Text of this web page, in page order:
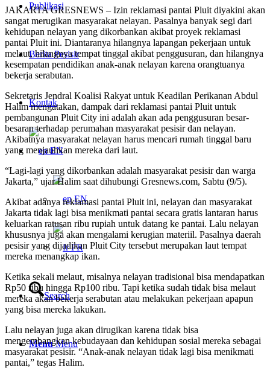
Publikasi
Berita Pesisir
Kontak
EN
EN
FR
Search
Menu Menu
JAKARTA GRESNEWS – Izin reklamasi pantai Pluit diyakini akan
sangat merugikan masyarakat nelayan. Pasalnya banyak segi dari
kehidupan nelayan yang dikorbankan akibat proyek reklamasi
pantai Pluit ini. Diantaranya hilangnya lapangan pekerjaan untuk
melaut, hilangnya tempat tinggal akibat penggusuran, dan hilangnya
kesempatan pendidikan anak-anak nelayan karena orangtuanya
bekerja serabutan.
Sekretaris Jendral Koalisi Rakyat untuk Keadilan Perikanan Abdul
Halim mengatakan, dampak dari reklamasi pantai Pluit untuk
pembangunan Pluit City ini adalah akan ada penggusuran besar-
besaran terhadap perumahan masyarakat pesisir dan nelayan.
Akibatnya masyarakat nelayan harus mencari rumah tinggal baru
yang menjauhkan mereka dari laut.
“Lagi-lagi yang dikorbankan adalah masyarakat pesisir dan warga
Jakarta,” ujar Halim saat dihubungi Gresnews.com, Sabtu (9/5).
Akibat adanya reklamasi pantai Pluit ini, nelayan dan masyarakat
Jakarta tidak lagi bisa menikmati pantai secara gratis lantaran harus
keluarkan ratusan ribu rupiah untuk datang ke pantai. Lalu nelayan
khususnya juga akan mengalami kerugian materiil. Pasalnya daerah
pesisir yang dijadikan Pluit City tersebut merupakan laut tempat
mereka menangkap ikan.
Ketika sekali melaut, misalnya nelayan tradisional bisa mendapatkan
Rp50 ribu hingga Rp100 ribu. Tapi ketika sudah tidak bisa melaut
mereka akan bekerja serabutan atau melakukan pekerjaan apapun
yang bisa mereka lakukan.
Lalu nelayan juga akan dirugikan karena tidak bisa
mengembangkan kebudayaan dan kehidupan sosial mereka sebagai
masyarakat pesisir. “Anak-anak nelayan tidak lagi bisa menikmati
pantai,” tegas Halim.